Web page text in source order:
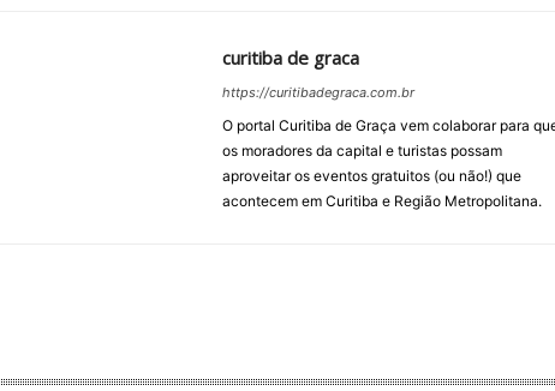
curitiba de graca
https://curitibadegraca.com.br
O portal Curitiba de Graça vem colaborar para
os moradores da capital e turistas possam
aproveitar os eventos gratuitos (ou não!) que
acontecem em Curitiba e Região Metropolitana.